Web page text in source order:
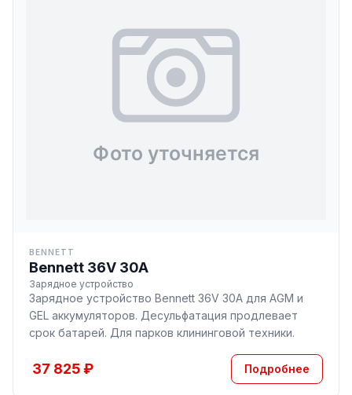
BENNETT
Bennett 36V 30A
Зарядное устройство
Зарядное устройство Bennett 36V 30A для AGM и
GEL аккумуляторов. Десульфатация продлевает
срок батарей. Для парков клининговой техники.
37 825 ₽ Подробнее